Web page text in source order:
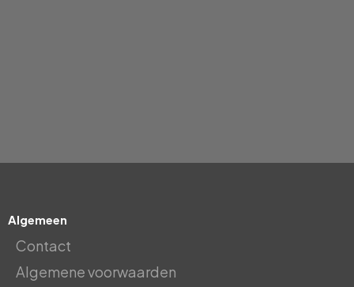
Algemeen
Contact
Algemene voorwaarden